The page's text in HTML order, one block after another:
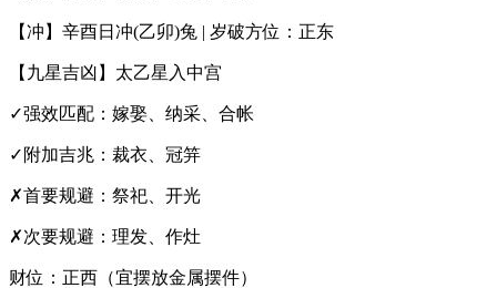
【冲】辛酉日冲(乙卯)兔 | 岁破方位：正东
【九星吉凶】太乙星入中宫
✓强效匹配：嫁娶、纳采、合帐
✓附加吉兆：裁衣、冠笄
✗首要规避：祭祀、开光
✗次要规避：理发、作灶
财位：正西（宜摆放金属摆件）